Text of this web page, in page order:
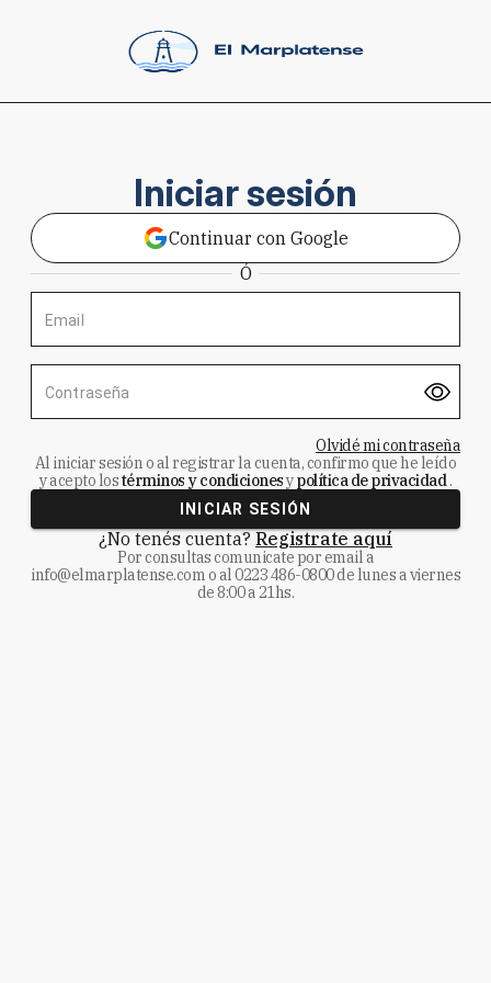
Iniciar sesión
Continuar con Google
Ó
Email
Contraseña
Olvidé mi contraseña
Al iniciar sesión o al registrar la cuenta, confirmo que he leído
y acepto lostérminos y condicionesypolítica de privacidad.
INICIAR SESIÓN
¿No tenés cuenta? Registrate aquí
Por consultas comunicate por email a
info@elmarplatense.como al0223 486-0800de lunes a viernes
de 8:00 a 21hs.